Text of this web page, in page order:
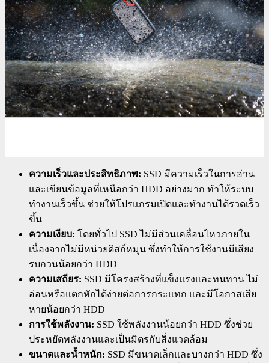
ความเร็วและประสิทธิภาพ: SSD มีความเร็วในการอ่าน
และเขียนข้อมูลที่เหนือกว่า HDD อย่างมาก ทำให้ระบบ
ทำงานเร็วขึ้น ช่วยให้โปรแกรมเปิดและทำงานได้รวดเร็ว
ขึ้น
ความเงียบ: โดยทั่วไป SSD ไม่มีส่วนเคลื่อนไหวภายใน
เนื่องจากไม่มีหน่วยดิสก์หมุน ซึ่งทำให้การใช้งานมีเสียง
รบกวนน้อยกว่า HDD
ความเสถียร: SSD มีโครงสร้างที่แข็งแรงและทนทาน ไม่
อ่อนหรือแตกหักได้ง่ายต่อการกระแทก และมีโอกาสเสีย
หายน้อยกว่า HDD
การใช้พลังงาน: SSD ใช้พลังงานน้อยกว่า HDD ซึ่งช่วย
ประหยัดพลังงานและเป็นมิตรกับสิ่งแวดล้อม
ขนาดและน้ำหนัก: SSD มีขนาดเล็กและบางกว่า HDD ซึ่ง